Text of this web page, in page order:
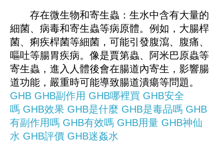
存在微生物和寄生蟲：生水中含有大量的
細菌、病毒和寄生蟲等病原體。例如，大腸桿
菌、痢疾桿菌等細菌，可能引發腹瀉、腹痛、
嘔吐等腸胃疾病。像是賈第蟲、阿米巴原蟲等
寄生蟲，進入人體後會在腸道內寄生，影響腸
道功能，嚴重時可能導致腸道潰瘍等問題。
GHB GHB副作用 GHB哪裡買 GHB安全
嗎 GHB效果 GHB是什麼 GHB是毒品嗎 GHB
有副作用嗎 GHB有效嗎 GHB用量 GHB神仙
水 GHB評價 GHB迷姦水